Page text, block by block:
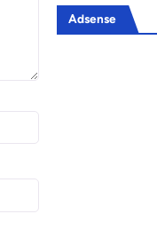
Adsense